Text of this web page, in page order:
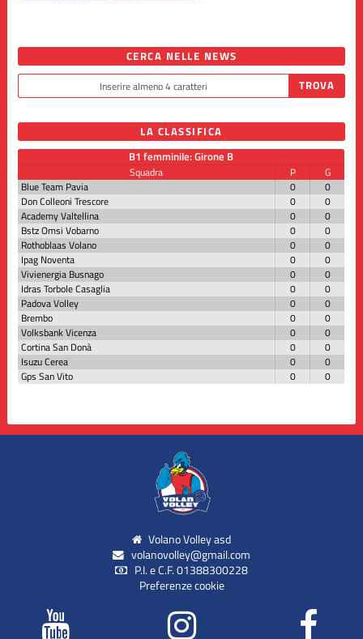
CERCA NELLE NEWS
LA CLASSIFICA
B1 femminile: Girone B
Squadra P
G
Blue Team Pavia
0
0
Don Colleoni Trescore
0
0
Academy Valtellina
0
0
Bstz Omsi Vobarno
0
0
Rothoblaas Volano
0
0
Ipag Noventa
0
0
Vivienergia Busnago
0
0
Idras Torbole Casaglia
0
0
Padova Volley
0
0
Brembo
0
0
Volksbank Vicenza
0
0
Cortina San Donà
0
0
Isuzu Cerea
0
0
Gps San Vito
0 0
Volano Volley asd
volanovolley@gmail.com
P.I. e C.F. 01388300228
Preferenze cookie